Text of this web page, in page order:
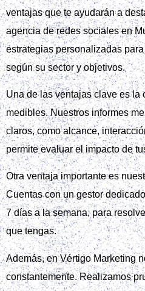
ventajas que te ayudarán a
agencia de redes sociales en
estrategias personalizadas
según su sector y objetivos.
Una de las ventajas clave es la
medibles. Nuestros informes
claros, como alcance,
permite evaluar el impacto de
Otra ventaja importante es
Cuentas con un gestor
7 días a la semana, para
que tengas.
Además, en Vértigo Marketing
constantemente. Realizamos